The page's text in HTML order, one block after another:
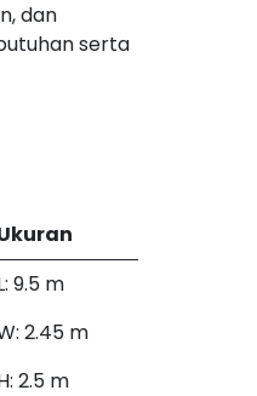
dan
serta
9.5 m
2.45 m
2.5 m